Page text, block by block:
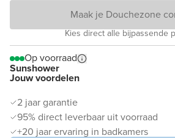
Sunshower
Jouw voordelen
2 jaar garantie
95% direct leverbaar uit voorraad
+20 jaar ervaring in badkamers
Maak je Douchezone
Kies direct alle bijpassende
Op voorraad